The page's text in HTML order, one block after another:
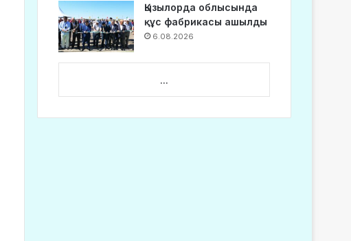
Қызылорда облысында
құс фабрикасы ашылды
6.08.2026
...